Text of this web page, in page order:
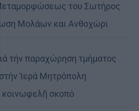
του Σωτήρος
Μολάων και Ανθοχώρι
τήν παραχώρηση τμήματος
Ἱερά Μητρόπολη
κοινωφελῆ σκοπό